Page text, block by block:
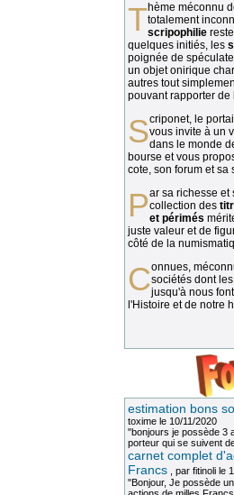
Thème méconnu des collectionneurs ettotalement
scripophilie
quelques initiés, les
poignée de
un objet onirique
autres tout
pouvant rapporter de
Scriponet, le
vous invite à un
dans le monde
bourse et vous
cote, son forum et sa
Par sa richesse et sa diversité, lacollection des
et périmés
juste valeur et de
côté de la
Connues, méconnues, ou inconnues, lessociétés dont
jusqu'à nous
l'Histoire et de notre
estimation bons
toxime le 10/11/2020
"bonjours je possède 3
porteur qui se suivent
carnet complet
Francs , par fitinoli le
"Bonjour, Je possède